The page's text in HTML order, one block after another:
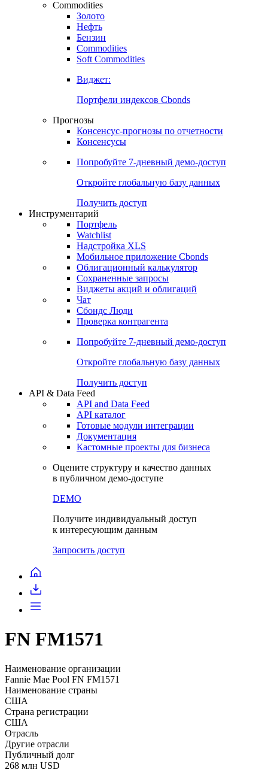
Commodities
Золото
Нефть
Бензин
Commodities
Soft Commodities
Виджет:
Портфели индексов Cbonds
Прогнозы
Консенсус-прогнозы по отчетности
Консенсусы
Попробуйте 7-дневный демо-доступ
Откройте глобальную базу данных
Получить доступ
Инструментарий
Портфель
Watchlist
Надстройка XLS
Мобильное приложение Cbonds
Облигационный калькулятор
Сохраненные запросы
Виджеты акций и облигаций
Чат
Сбондс Люди
Проверка контрагента
Попробуйте 7-дневный демо-доступ
Откройте глобальную базу данных
Получить доступ
API & Data Feed
API and Data Feed
API каталог
Готовые модули интеграции
Документация
Кастомные проекты для бизнеса
Оцените структуру и качество данных
в публичном демо-доступе
DEMO
Получите индивидуальный доступ
к интересующим данным
Запросить доступ
FN FM1571
Наименование организации
Fannie Mae Pool FN FM1571
Наименование страны
США
Страна регистрации
США
Отрасль
Другие отрасли
Публичный долг
268 млн USD